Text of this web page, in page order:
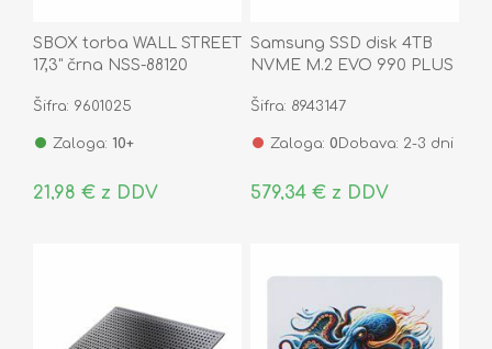
SBOX torba WALL STREET
17,3" črna NSS-88120
Šifra: 9601025
Zaloga: 10+
21,98 € z DDV
Samsung SSD disk 4TB
NVME M.2 EVO 990 PLUS
Šifra: 8943147
Zaloga: 0 Dobava: 2-3 dni
579,34 € z DDV